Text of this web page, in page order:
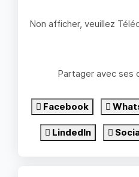
Non afficher, veuillez
Partager avec ses
Facebook
LindedIn